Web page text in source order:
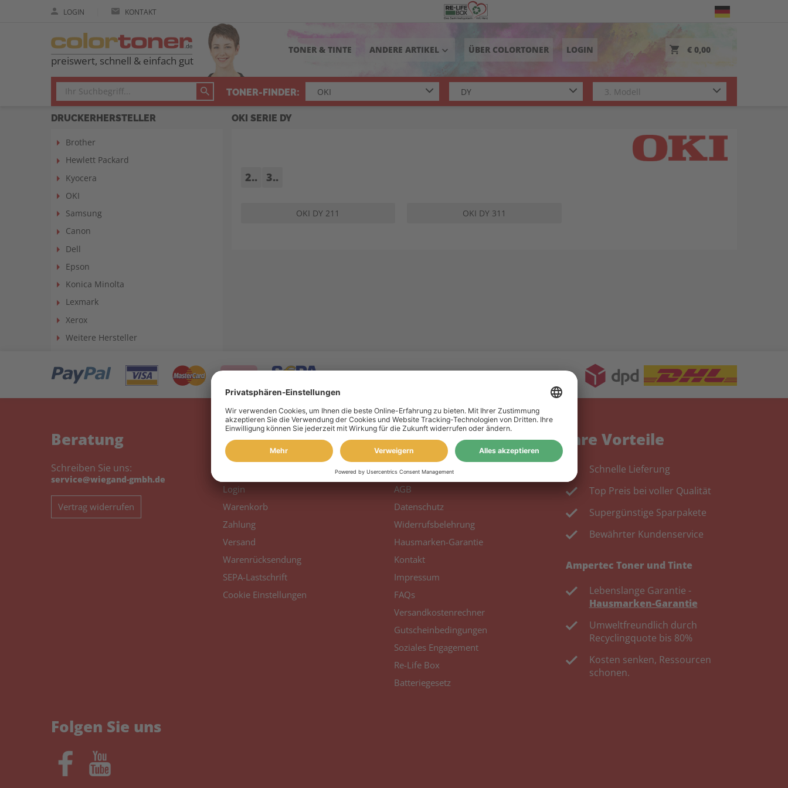
LOGIN KONTAKT
preiswert, schnell & einfach gut
TONER & TINTE ANDERE ARTIKEL keyboard_arrow_down ÜBER COLORTONER LOGIN € 0,00
TONER-FINDER:
DRUCKERHERSTELLER
Brother
Hewlett Packard
Kyocera
OKI
Samsung
Canon
Dell
Epson
Konica Minolta
Lexmark
Xerox
Weitere Hersteller
OKI SERIE DY
2.. 3..
OKI DY 211 OKI DY 311
Beratung
Schreiben Sie uns:
service@wiegand-gmbh.de
Vertrag widerrufen
Mein Konto
Login
Warenkorb
Zahlung
Versand
Warenrücksendung
SEPA-Lastschrift
Cookie Einstellungen
Information
Über uns
AGB
Datenschutz
Widerrufsbelehrung
Hausmarken-Garantie
Kontakt
Impressum
FAQs
Versandkostenrechner
Gutscheinbedingungen
Soziales Engagement
Re-Life Box
Batteriegesetz
Ihre Vorteile
Schnelle Lieferung
Top Preis bei voller Qualität
Supergünstige Sparpakete
Bewährter Kundenservice
Ampertec Toner und Tinte
Lebenslange Garantie -
Hausmarken-Garantie
Umweltfreundlich durch
Recyclingquote bis 80%
Kosten senken, Ressourcen
schonen.
Folgen Sie uns